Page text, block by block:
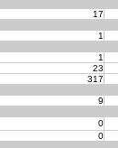
17
1
1
23
317
9
0
0